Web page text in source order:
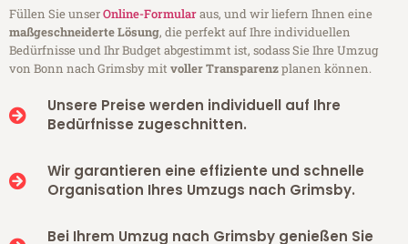
Füllen Sie unserOnline-Formularaus, und wir liefern Ihnen eine
maßgeschneiderte Lösung, die perfekt auf Ihre individuellen
Bedürfnisse und Ihr Budget abgestimmt ist, sodass Sie Ihre Umzug
von Bonn nach Grimsby mitvoller Transparenzplanen können.
Unsere Preise werden individuell auf Ihre
Bedürfnisse zugeschnitten.
Wir garantieren eine effiziente und schnelle
Organisation Ihres Umzugs nach Grimsby.
Bei Ihrem Umzug nach Grimsby genießen Sie